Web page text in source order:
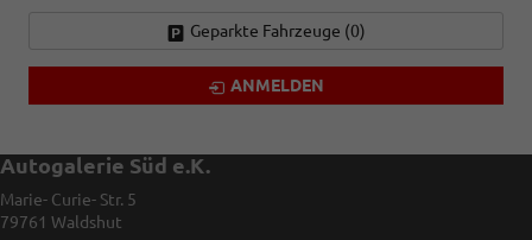
Geparkte Fahrzeuge (0)
ANMELDEN
Autogalerie Süd e.K.
Marie- Curie- Str. 5
79761 Waldshut